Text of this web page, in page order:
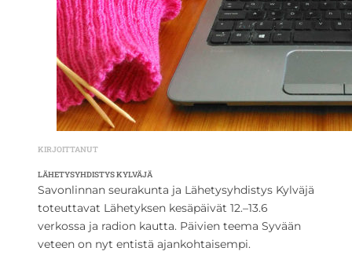
KIRJOITTANUT
LÄHETYSYHDISTYS KYLVÄJÄ
Savonlinnan seurakunta ja Lähetysyhdistys Kylväjä
toteuttavat Lähetyksen kesäpäivät 12.–13.6
verkossa ja radion kautta. Päivien teema Syvään
veteen on nyt entistä ajankohtaisempi.